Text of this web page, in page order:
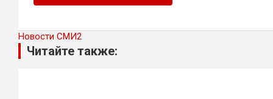
Новости СМИ2
Читайте также: